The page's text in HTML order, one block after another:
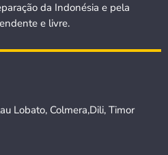
da Indonésia e pela
e livre.
Lobato, Colmera,Dili, Timor